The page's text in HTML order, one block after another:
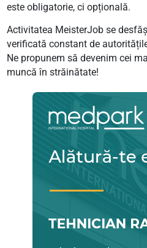
este obligatorie, ci opțională.
Activitatea MeisterJob se
verificată constant de
Ne propunem să devenim cei
muncă în străinătate!